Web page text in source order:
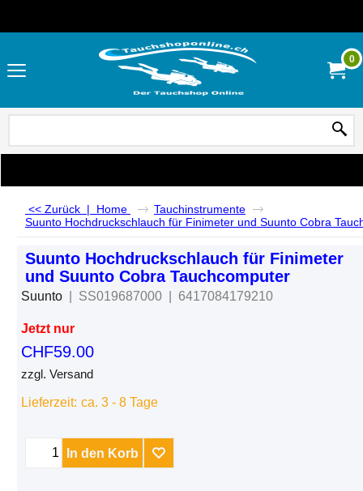
0
<< Zurück | Home
Tauchinstrumente
Suunto Hochdruckschlauch für Finimeter und Suunto Cobra
Suunto Hochdruckschlauch für Finimeter
und Suunto Cobra Tauchcomputer
Suunto SS019687000 6417084179210
Jetzt nur
CHF59.00
zzgl. Versand
Lieferzeit: ca. 3 - 8 Tage
In den Korb